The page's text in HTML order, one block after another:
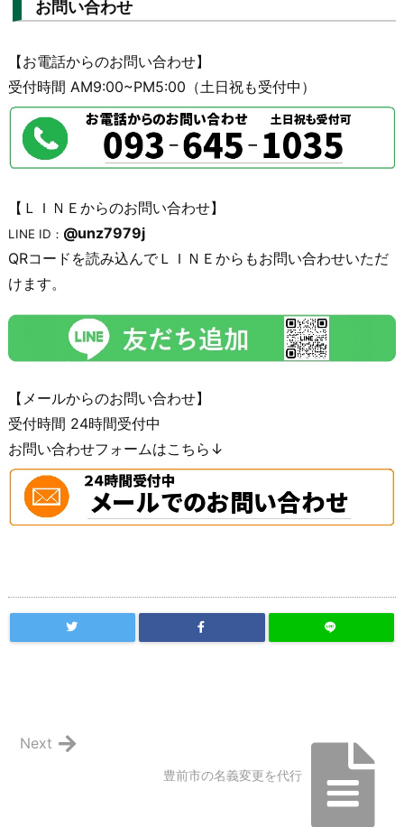
お問い合わせ
【お電話からのお問い合わせ】
受付時間 AM9:00~PM5:00（土日祝も受付中）
【ＬＩＮＥからのお問い合わせ】
LINE ID： @unz7979j
QRコードを読み込んでＬＩＮＥからもお問い合わせいただ
けます。
【メールからのお問い合わせ】
受付時間 24時間受付中
お問い合わせフォームはこちら↓
豊前市の名義変更を代行
Next